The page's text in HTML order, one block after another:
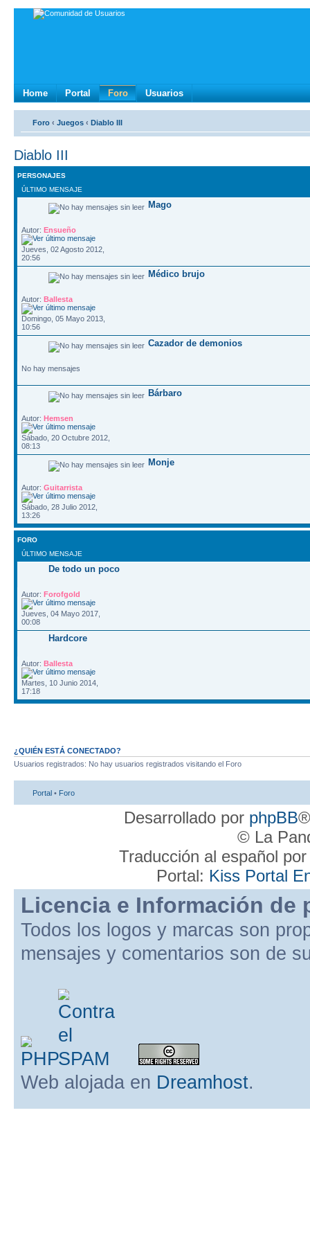
Home Portal Foro Usuarios
Foro ‹ Juegos ‹ Diablo III
Diablo III
PERSONAJES
ÚLTIMO MENSAJE
Mago
Autor: Ensueño
Jueves, 02 Agosto 2012,
20:56
Médico brujo
Autor: Ballesta
Domingo, 05 Mayo 2013,
10:56
Cazador de demonios
No hay mensajes
Bárbaro
Autor: Hemsen
Sábado, 20 Octubre 2012,
08:13
Monje
Autor: Guitarrista
Sábado, 28 Julio 2012,
13:26
FORO
ÚLTIMO MENSAJE
De todo un poco
Autor: Forofgold
Jueves, 04 Mayo 2017,
00:08
Hardcore
Autor: Ballesta
Martes, 10 Junio 2014,
17:18
¿QUIÉN ESTÁ CONECTADO?
Usuarios registrados: No hay usuarios registrados visitando el Foro
Portal • Foro
Desarrollado por phpBB
© La
Traducción al español
Portal: Kiss Portal
Licencia e Información de
Todos los logos y marcas son
mensajes y comentarios son de
Web alojada en Dreamhost.